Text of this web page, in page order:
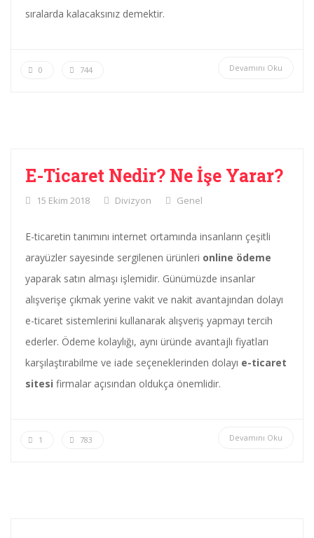
sıralarda kalacaksınız demektir.
Devamını Oku
0 744
E-Ticaret Nedir? Ne İşe Yarar?
15 Ekim 2018 Divizyon Genel
E-ticaretin tanımını internet ortamında insanların çeşitli
arayüzler sayesinde sergilenen ürünleri online ödeme
yaparak satın almaşı işlemidir. Günümüzde insanlar
alışverişe çıkmak yerine vakit ve nakit avantajından dolayı
e-ticaret sistemlerini kullanarak alışveriş yapmayı tercih
ederler. Ödeme kolaylığı, aynı üründe avantajlı fiyatları
karşılaştırabilme ve iade seçeneklerinden dolayı e-ticaret
sitesi firmalar açısından oldukça önemlidir.
Devamını Oku
1 783